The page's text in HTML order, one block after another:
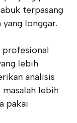
terpasang
longgar.
profesional
lebih
analisis
lebih
pakai